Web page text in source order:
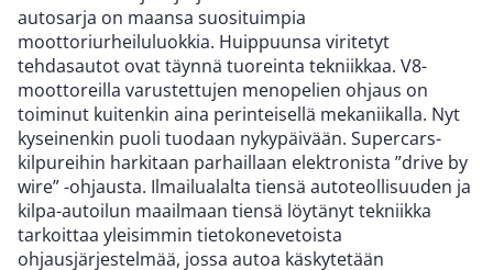
autosarja on maansa suosituimpia
moottoriurheiluluokkia. Huippuunsa viritetyt
tehdasautot ovat täynnä tuoreinta tekniikkaa. V8-
moottoreilla varustettujen menopelien ohjaus on
toiminut kuitenkin aina perinteisellä mekaniikalla. Nyt
kyseinenkin puoli tuodaan nykypäivään. Supercars-
kilpureihin harkitaan parhaillaan elektronista ”drive by
wire” -ohjausta. Ilmailualalta tiensä autoteollisuuden ja
kilpa-autoilun maailmaan tiensä löytänyt tekniikka
tarkoittaa yleisimmin tietokonevetoista
ohjausjärjestelmää, jossa autoa käskytetään